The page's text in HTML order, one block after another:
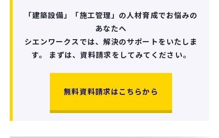
「建築設備」「施工管理」の人材育成でお悩みの
あなたへ
シエンワークスでは、解決のサポートをいたしま
す。
まずは、資料請求をしてみてください。
無料資料請求はこちらから